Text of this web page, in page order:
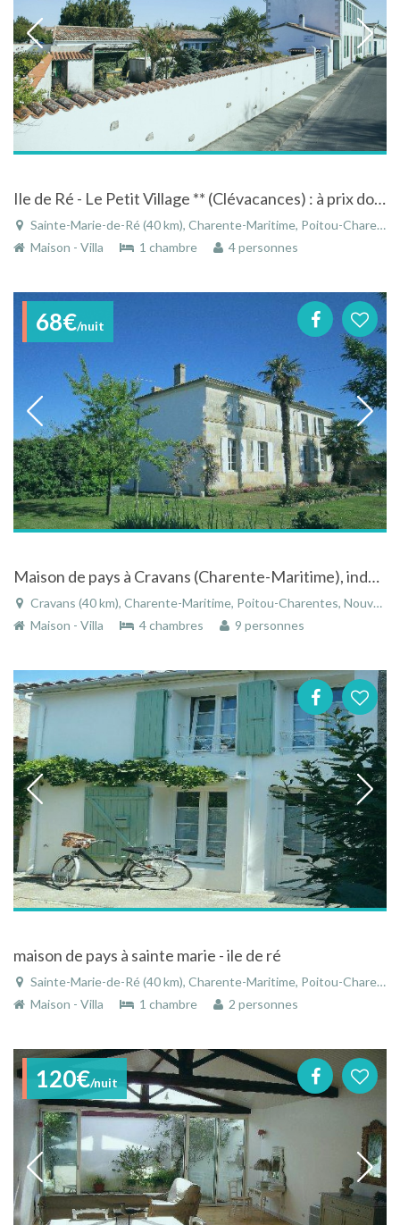
Ile de Ré - Le Petit Village ** (Clévacances) : à prix doux depuis 1952
Sainte-Marie-de-Ré (40 km), Charente-Maritime, Poitou-Charentes, Nouvelle-Aquitaine, France
Maison - Villa
1 chambre 4 personnes
68€/nuit
Maison de pays à Cravans (Charente-Maritime), indépendante et entre Saintes et Royan
Cravans (40 km), Charente-Maritime, Poitou-Charentes, Nouvelle-Aquitaine, France
Maison - Villa
4 chambres 9 personnes
maison de pays à sainte marie - ile de ré
Sainte-Marie-de-Ré (40 km), Charente-Maritime, Poitou-Charentes, Nouvelle-Aquitaine, France
Maison - Villa
1 chambre 2 personnes
120€/nuit